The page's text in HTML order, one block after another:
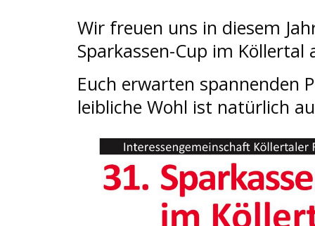
Wir freuen uns in diesem
Sparkassen-Cup im
Euch erwarten spannenden
leibliche Wohl ist natürlich